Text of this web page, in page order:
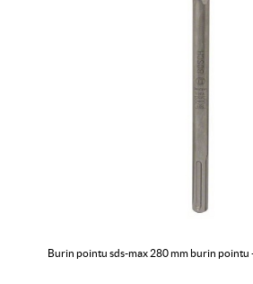
burin pointu sds-max 280 mm burin